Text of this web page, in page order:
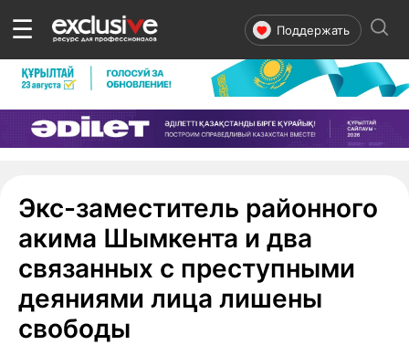
☰ Поддержать
Экс-заместитель районного
акима Шымкента и два
связанных с преступными
деяниями лица лишены
свободы